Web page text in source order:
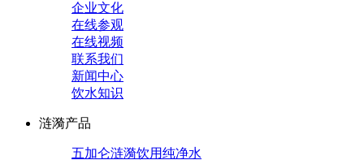
企业文化
在线参观
在线视频
联系我们
新闻中心
饮水知识
涟漪产品
五加仑涟漪饮用纯净水